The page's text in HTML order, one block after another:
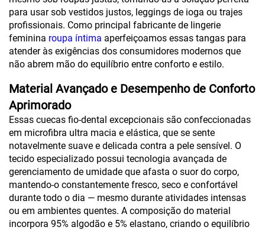
para usar sob vestidos justos, leggings de ioga ou trajes
profissionais. Como principal fabricante de lingerie
feminina roupa íntima aperfeiçoamos essas tangas para
atender às exigências dos consumidores modernos que
não abrem mão do equilíbrio entre conforto e estilo.
Material Avançado e Desempenho de Conforto
Aprimorado
Essas cuecas fio-dental excepcionais são confeccionadas
em microfibra ultra macia e elástica, que se sente
notavelmente suave e delicada contra a pele sensível. O
tecido especializado possui tecnologia avançada de
gerenciamento de umidade que afasta o suor do corpo,
mantendo-o constantemente fresco, seco e confortável
durante todo o dia — mesmo durante atividades intensas
ou em ambientes quentes. A composição do material
incorpora 95% algodão e 5% elastano, criando o equilíbrio